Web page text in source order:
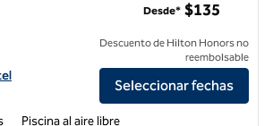
Homewood Suites by Hilton Palo Alto
Desde* $135
Descuento de Hilton Honors no
reembolsable
Seleccionar fechas
Piscina al aire libre